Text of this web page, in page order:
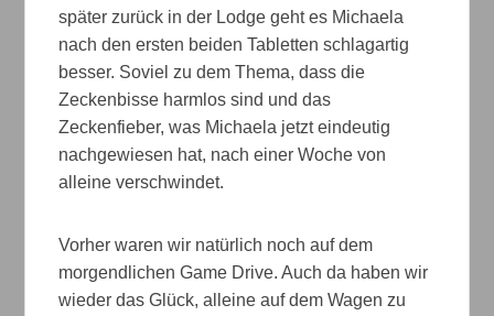
später zurück in der Lodge geht es Michaela
nach den ersten beiden Tabletten schlagartig
besser. Soviel zu dem Thema, dass die
Zeckenbisse harmlos sind und das
Zeckenfieber, was Michaela jetzt eindeutig
nachgewiesen hat, nach einer Woche von
alleine verschwindet.
Vorher waren wir natürlich noch auf dem
morgendlichen Game Drive. Auch da haben wir
wieder das Glück, alleine auf dem Wagen zu